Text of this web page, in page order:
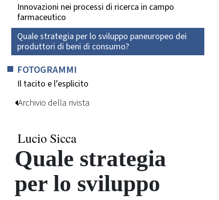
Innovazioni nei processi di ricerca in campo
farmaceutico
Quale strategia per lo sviluppo paneuropeo dei
produttori di beni di consumo?
FOTOGRAMMI
Il tacito e l’esplicito
Archivio della rivista
Lucio Sicca
Quale strategia
per lo sviluppo